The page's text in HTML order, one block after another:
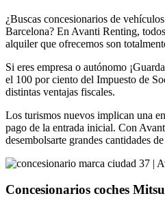
¿Buscas concesionarios de
Barcelona? En Avanti Renting,
alquiler que ofrecemos son
Si eres empresa o autónomo
el 100 por ciento del Impuesto de
distintas ventajas fiscales.
Los turismos nuevos implican una
pago de la entrada inicial. Con
desembolsarte grandes cantidades
Concesionarios coches